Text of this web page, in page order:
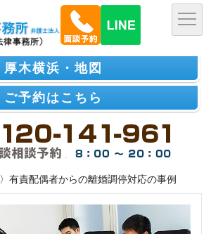
厚木横浜・地図
ご予約はこちら
〉有責配偶者からの離婚調停対応の事例